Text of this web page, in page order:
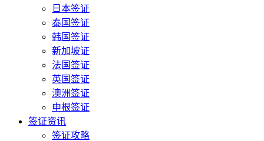
日本签证
泰国签证
韩国签证
新加坡证
法国签证
英国签证
澳洲签证
申根签证
签证资讯
签证攻略